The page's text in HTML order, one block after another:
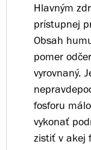
Hlavným
prístupnej
Obsah
pomer
vyrovnaný.
fosforu
vykonať
zistiť v akej